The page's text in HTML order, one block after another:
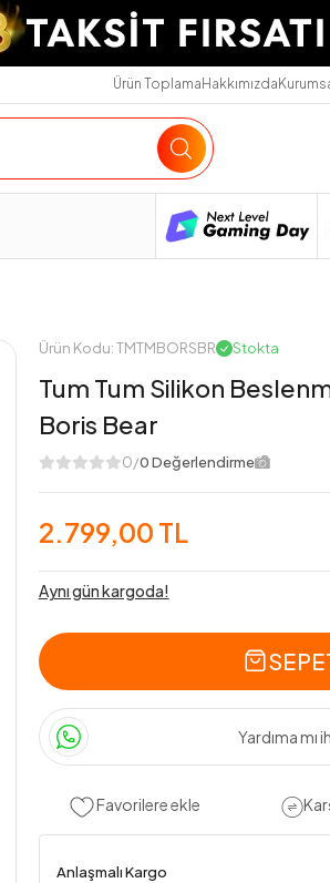
Ürün ToplamaHakkımızda
Ürün Kodu: TMTMBORSBR Stokta
Tum Tum Silikon
Boris Bear
0/0 Değerlendirme
2.799,00 TL
Aynı gün kargoda!
Yardıma mı
Favorilere ekle
Anlaşmalı Kargo
Değerlendirmeler